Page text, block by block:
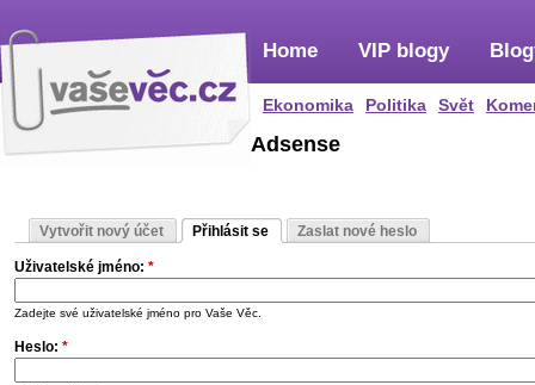
Home
Ekonomika Politika Svět
VIP blogy
Adsense
Vytvořit nový účet Přihlásit se Zaslat nové heslo
Uživatelské jméno: *
Zadejte své uživatelské jméno pro Vaše Věc.
Heslo: *